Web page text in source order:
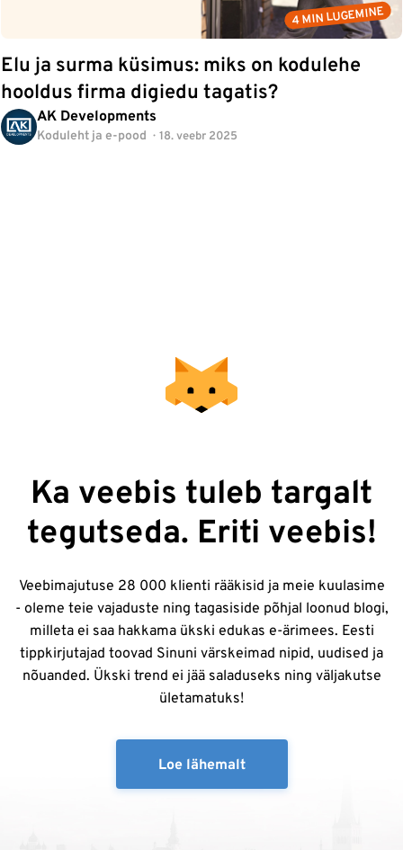
4 MIN LUGEMINE
Elu ja surma küsimus: miks on kodulehe
hooldus firma digiedu tagatis?
AK Developments
Koduleht ja e-pood 18. veebr 2025
Ka veebis tuleb targalt
tegutseda. Eriti veebis!
Veebimajutuse 28 000 klienti rääkisid ja meie kuulasime
- oleme teie vajaduste ning tagasiside põhjal loonud blogi,
milleta ei saa hakkama ükski edukas e-ärimees. Eesti
tippkirjutajad toovad Sinuni värskeimad nipid, uudised ja
nõuanded. Ükski trend ei jää saladuseks ning väljakutse
ületamatuks!
Loe lähemalt